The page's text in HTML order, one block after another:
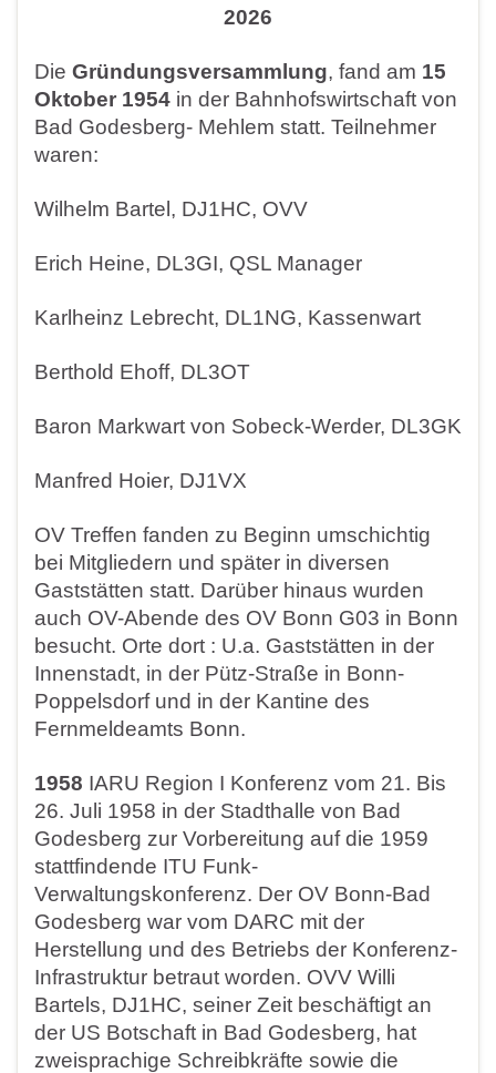
2026
Die Gründungsversammlung, fand am 15
Oktober 1954 in der Bahnhofswirtschaft von
Bad Godesberg- Mehlem statt. Teilnehmer
waren:
Wilhelm Bartel, DJ1HC, OVV
Erich Heine, DL3GI, QSL Manager
Karlheinz Lebrecht, DL1NG, Kassenwart
Berthold Ehoff, DL3OT
Baron Markwart von Sobeck-Werder, DL3GK
Manfred Hoier, DJ1VX
OV Treffen fanden zu Beginn umschichtig
bei Mitgliedern und später in diversen
Gaststätten statt. Darüber hinaus wurden
auch OV-Abende des OV Bonn G03 in Bonn
besucht. Orte dort : U.a. Gaststätten in der
Innenstadt, in der Pütz-Straße in Bonn-
Poppelsdorf und in der Kantine des
Fernmeldeamts Bonn.
1958 IARU Region I Konferenz vom 21. Bis
26. Juli 1958 in der Stadthalle von Bad
Godesberg zur Vorbereitung auf die 1959
stattfindende ITU Funk-
Verwaltungskonferenz. Der OV Bonn-Bad
Godesberg war vom DARC mit der
Herstellung und des Betriebs der Konferenz-
Infrastruktur betraut worden. OVV Willi
Bartels, DJ1HC, seiner Zeit beschäftigt an
der US Botschaft in Bad Godesberg, hat
zweisprachige Schreibkräfte sowie die